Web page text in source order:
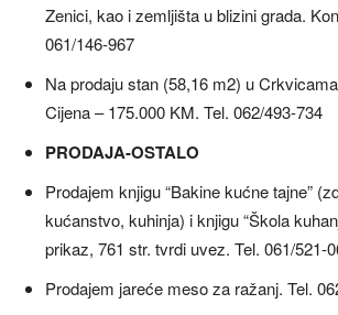
Zenici, kao i zemljišta u blizini grada.
061/146-967
Na prodaju stan (58,16 m2) u
Cijena – 175.000 KM. Tel. 062/493-734
PRODAJA-OSTALO
Prodajem knjigu “Bakine kućne tajne”
kućanstvo, kuhinja) i knjigu “Škola
prikaz, 761 str. tvrdi uvez. Tel. 061/521-
Prodajem jareće meso za ražanj. Tel.